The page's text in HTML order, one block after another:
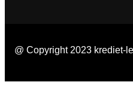
@ Copyright 2023 krediet-